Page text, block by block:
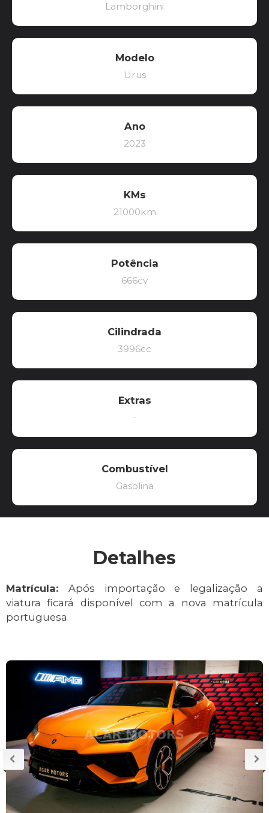
Lamborghini
Modelo
Urus
Ano
2023
KMs
21000km
Potência
666cv
Cilindrada
3996cc
Extras
-
Combustível
Gasolina
Detalhes
Matrícula: Após importação e legalização a
viatura ficará disponível com a nova matrícula
portuguesa